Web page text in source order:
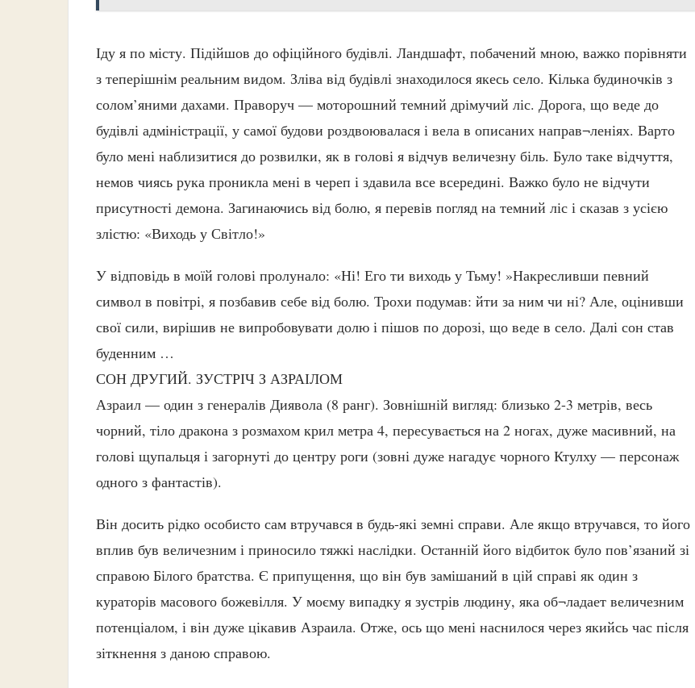
Іду я по місту. Підійшов до офіційного будівлі. Ландшафт, побачений мною, важко порівняти
з теперішнім реальним видом. Зліва від будівлі знаходилося якесь село. Кілька будиночків з
солом’яними дахами. Праворуч — моторошний темний дрімучий ліс. Дорога, що веде до
будівлі адміністрації, у самої будови роздвоювалася і вела в описаних направ¬леніях. Варто
було мені наблизитися до розвилки, як в голові я відчув величезну біль. Було таке відчуття,
немов чиясь рука проникла мені в череп і здавила все всередині. Важко було не відчути
присутності демона. Загинаючись від болю, я перевів погляд на темний ліс і сказав з усією
злістю: «Виходь у Світло!»
У відповідь в моїй голові пролунало: «Ні! Его ти виходь у Тьму! »Накресливши певний
символ в повітрі, я позбавив себе від болю. Трохи подумав: йти за ним чи ні? Але, оцінивши
свої сили, вирішив не випробовувати долю і пішов по дорозі, що веде в село. Далі сон став
буденним …
СОН ДРУГИЙ. ЗУСТРІЧ З АЗРАІЛОМ
Азраил — один з генералів Диявола (8 ранг). Зовнішній вигляд: близько 2-3 метрів, весь
чорний, тіло дракона з розмахом крил метра 4, пересувається на 2 ногах, дуже масивний, на
голові щупальця і ​​загорнуті до центру роги (зовні дуже нагадує чорного Ктулху — персонаж
одного з фантастів).
Він досить рідко особисто сам втручався в будь-які земні справи. Але якщо втручався, то його
вплив був величезним і приносило тяжкі наслідки. Останній його відбиток було пов’язаний зі
справою Білого братства. Є припущення, що він був замішаний в цій справі як один з
кураторів масового божевілля. У моєму випадку я зустрів людину, яка об¬ладает величезним
потенціалом, і він дуже цікавив Азраила. Отже, ось що мені наснилося через якийсь час після
зіткнення з даною справою.